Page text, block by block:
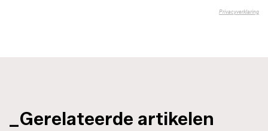
_Gerelateerde artikelen